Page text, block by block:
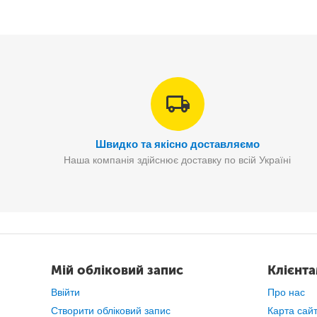
В результаті відбувається значне
Швидко та якісно доставляємо
Наша компанія здійснює доставку по всій Україні
Мій обліковий запис
Ввійти
Створити обліковий запис
Про нас
Карта